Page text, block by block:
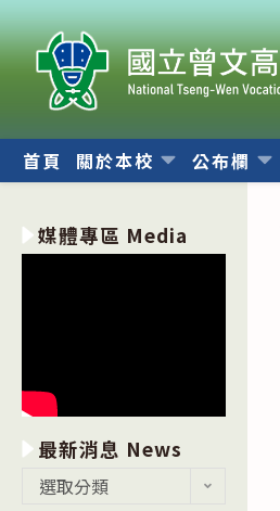
跳
轉
至
內
首頁 關於本校 公布欄
媒體專區 Media
最新消息 News
選取分類